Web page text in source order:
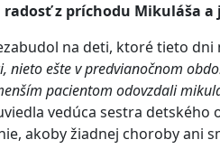
radosť z príchodu Mikuláša
na deti, ktoré tieto
nieto ešte v predvianočnom
pacientom odovzdali
vedúca sestra detského
akoby žiadnej choroby ani